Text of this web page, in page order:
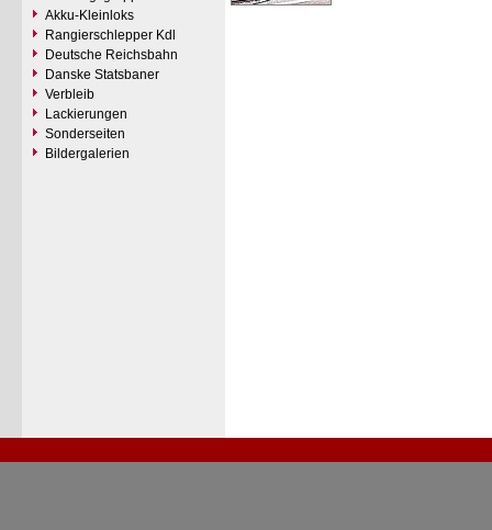
Akku-Kleinloks
Rangierschlepper Kdl
Deutsche Reichsbahn
Danske Statsbaner
Verbleib
Lackierungen
Sonderseiten
Bildergalerien